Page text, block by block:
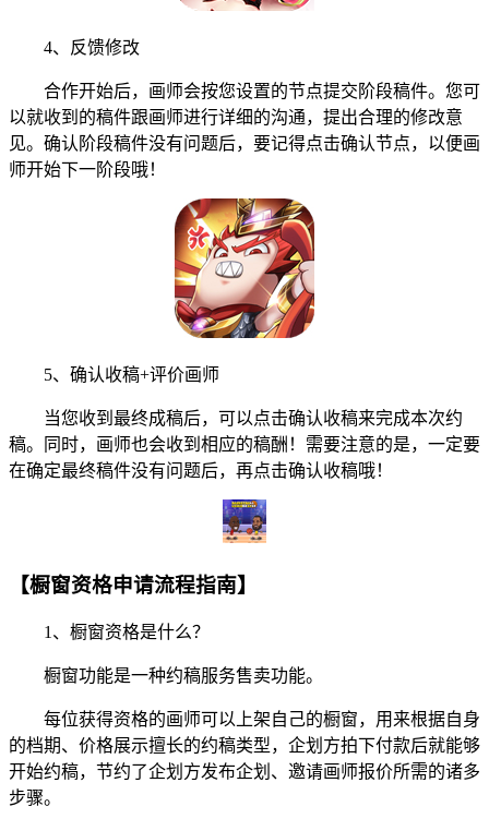
4、反馈修改
合作开始后，画师会按您设置的节点提交阶段稿件。您可
以就收到的稿件跟画师进行详细的沟通，提出合理的修改意
见。确认阶段稿件没有问题后，要记得点击确认节点，以便画
师开始下一阶段哦！
5、确认收稿+评价画师
当您收到最终成稿后，可以点击确认收稿来完成本次约
稿。同时，画师也会收到相应的稿酬！需要注意的是，一定要
在确定最终稿件没有问题后，再点击确认收稿哦！
【橱窗资格申请流程指南】
1、橱窗资格是什么？
橱窗功能是一种约稿服务售卖功能。
每位获得资格的画师可以上架自己的橱窗，用来根据自身
的档期、价格展示擅长的约稿类型，企划方拍下付款后就能够
开始约稿，节约了企划方发布企划、邀请画师报价所需的诸多
步骤。